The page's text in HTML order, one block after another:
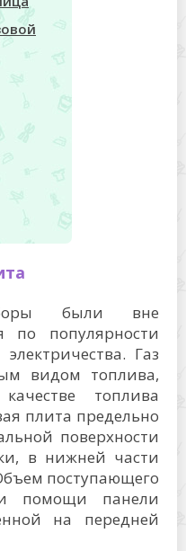
были вне
по популярности
Газ
видом топлива,
топлива
плита предельно
поверхности
в нижней части
поступающего
помощи панели
на передней